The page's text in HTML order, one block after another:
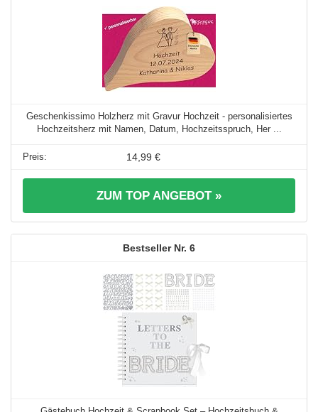
Geschenkissimo Holzherz mit Gravur Hochzeit - personalisiertes
Hochzeitsherz mit Namen, Datum, Hochzeitsspruch, Her ...
14,99 €
ZUM TOP ANGEBOT »
6